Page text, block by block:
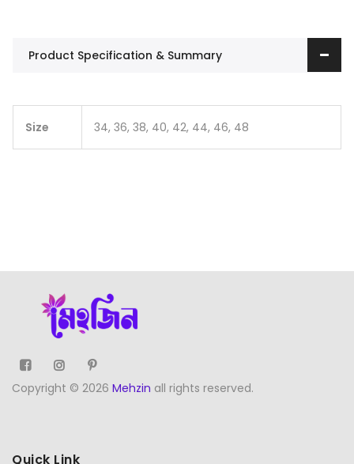
Product Specification & Summary
Size 34, 36, 38, 40, 42, 44, 46, 48
Copyright © 2026 Mehzin all rights reserved.
Quick Link